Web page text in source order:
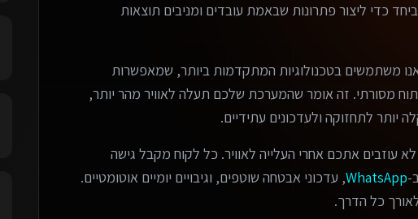
כדי ליצור פתרונות שבאמת עובדים ומניבים תוצאות
משתמשים בטכנולוגיות המתקדמות ביותר, שמאפשרות
מהיר פי 3 מפיתוח מסורתי. זה אומר שהמערכת שלכם תעלה לאוויר מהר יותר,
יותר לתחזוקה ולעדכונים עתידיים.
לא עוזבים אתכם אחרי העלייה לאוויר. כל לקוח מקבל גישה
WhatsApp, עדכוני אבטחה שוטפים, וגיבויים יומיים אוטומטיים.
כל הדרך.